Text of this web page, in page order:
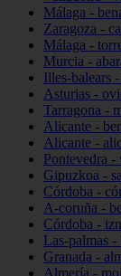
Málaga -
Zaragoza -
Málaga -
Murcia -
Illes-balears
Asturias -
Tarragona -
Alicante -
Alicante -
Pontevedra -
Gipuzkoa -
Córdoba -
A-coruña -
Córdoba -
Las-palmas -
Granada -
Almería -